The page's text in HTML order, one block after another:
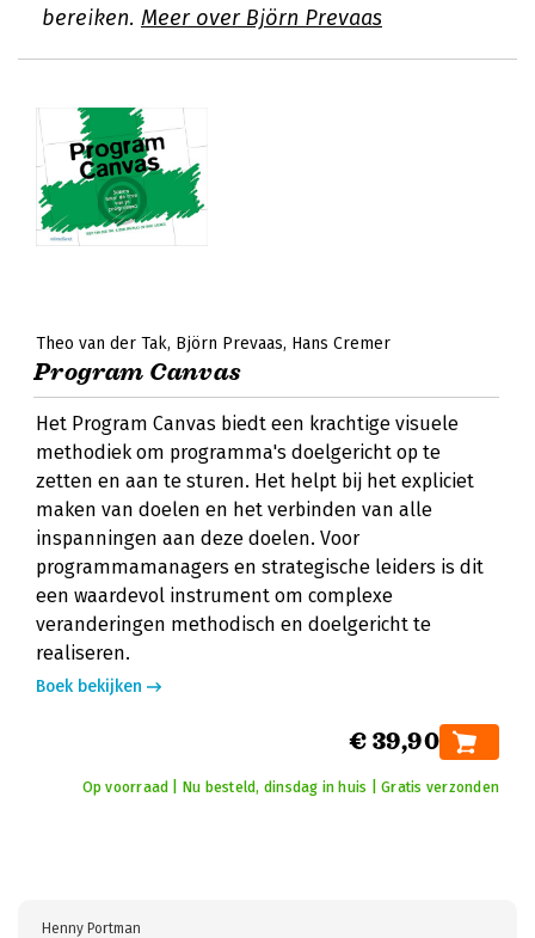
bereiken. Meer over Björn Prevaas
Theo van der Tak Björn Prevaas Hans Cremer
Program Canvas
Het Program Canvas biedt een krachtige visuele
methodiek om programma's doelgericht op te
zetten en aan te sturen. Het helpt bij het expliciet
maken van doelen en het verbinden van alle
inspanningen aan deze doelen. Voor
programmamanagers en strategische leiders is dit
een waardevol instrument om complexe
veranderingen methodisch en doelgericht te
realiseren.
Boek bekijken
€ 39,90
Op voorraad | Nu besteld, dinsdag in huis | Gratis verzonden
Henny Portman